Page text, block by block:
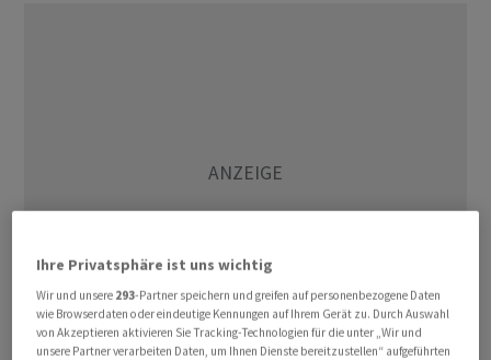
Ihre Privatsphäre ist uns wichtig
Wir und unsere 293-Partner speichern und greifen auf personenbezogene Daten
wie Browserdaten oder eindeutige Kennungen auf Ihrem Gerät zu. Durch Auswahl
von Akzeptieren aktivieren Sie Tracking-Technologien für die unter „Wir und
unsere Partner verarbeiten Daten, um Ihnen Dienste bereitzustellen“ aufgeführten